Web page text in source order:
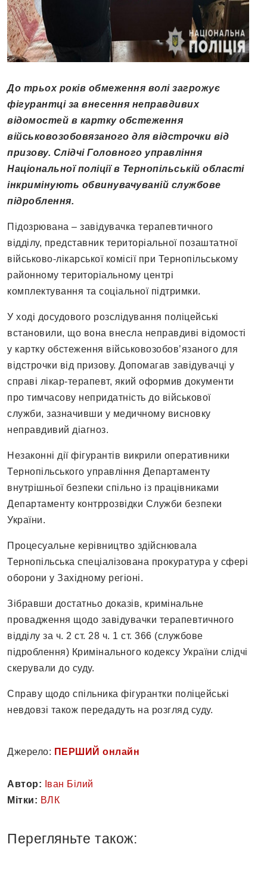
До трьох років обмеження волі загрожує
фігурантці за внесення неправдивих
відомостей в картку обстеження
військовозобовязаного для відстрочки від
призову. Слідчі Головного управління
Національної поліції в Тернопільській області
інкримінують обвинувачуваній службове
підроблення.
Підозрювана – завідувачка терапевтичного
відділу, представник територіальної позаштатної
військово-лікарської комісії при Тернопільському
районному територіальному центрі
комплектування та соціальної підтримки.
У ході досудового розслідування поліцейські
встановили, що вона внесла неправдиві відомості
у картку обстеження військовозобов’язаного для
відстрочки від призову. Допомагав завідувачці у
справі лікар-терапевт, який оформив документи
про тимчасову непридатність до військової
служби, зазначивши у медичному висновку
неправдивий діагноз.
Незаконні дії фігурантів викрили оперативники
Тернопільського управління Департаменту
внутрішньої безпеки спільно із працівниками
Департаменту контррозвідки Служби безпеки
України.
Процесуальне керівництво здійснювала
Тернопільська спеціалізована прокуратура у сфері
оборони у Західному регіоні.
Зібравши достатньо доказів, кримінальне
провадження щодо завідувачки терапевтичного
відділу за ч. 2 ст. 28 ч. 1 ст. 366 (службове
підроблення) Кримінального кодексу України слідчі
скерували до суду.
Справу щодо спільника фігурантки поліцейські
невдовзі також передадуть на розгляд суду.
Джерело: ПЕРШИЙ онлайн
Автор:
Іван Білий
Мітки: ВЛК
Перегляньте також: